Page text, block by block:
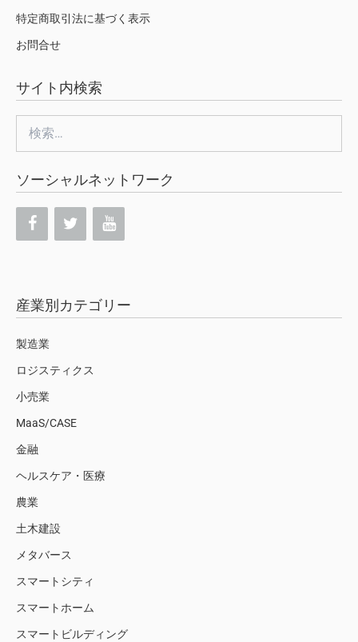
特定商取引法に基づく表示
お問合せ
サイト内検索
索:
ソーシャルネットワーク
産業別カテゴリー
製造業
ロジスティクス
小売業
MaaS/CASE
金融
ヘルスケア・医療
農業
土木建設
メタバース
スマートシティ
スマートホーム
スマートビルディング